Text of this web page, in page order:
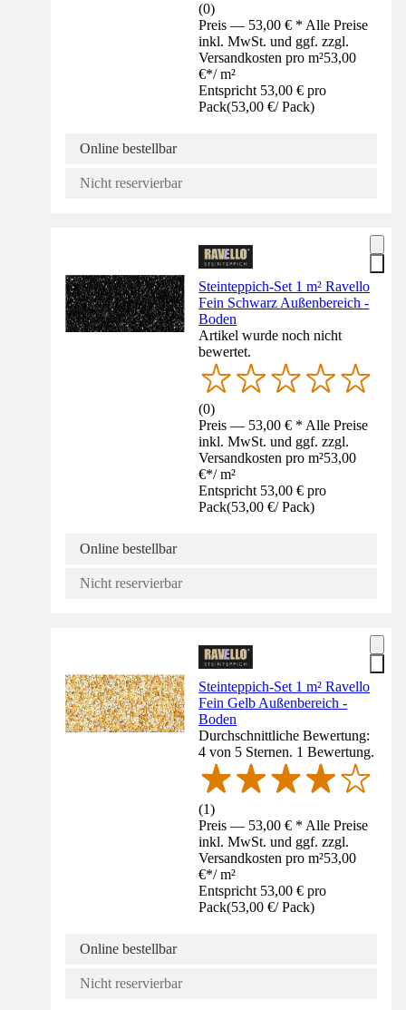
(0)
Preis — 53,00 € * Alle Preise
inkl. MwSt. und ggf. zzgl.
Versandkosten pro m²53,00
€*/ m²
Entspricht 53,00 € pro
Pack(53,00 €/ Pack)
Online bestellbar
Nicht reservierbar
Steinteppich-Set 1 m² Ravello
Fein Schwarz Außenbereich -
Boden
Artikel wurde noch nicht
bewertet.
(0)
Preis — 53,00 € * Alle Preise
inkl. MwSt. und ggf. zzgl.
Versandkosten pro m²53,00
€*/ m²
Entspricht 53,00 € pro
Pack(53,00 €/ Pack)
Online bestellbar
Nicht reservierbar
Steinteppich-Set 1 m² Ravello
Fein Gelb Außenbereich -
Boden
Durchschnittliche Bewertung:
4 von 5 Sternen. 1 Bewertung.
(1)
Preis — 53,00 € * Alle Preise
inkl. MwSt. und ggf. zzgl.
Versandkosten pro m²53,00
€*/ m²
Entspricht 53,00 € pro
Pack(53,00 €/ Pack)
Online bestellbar
Nicht reservierbar